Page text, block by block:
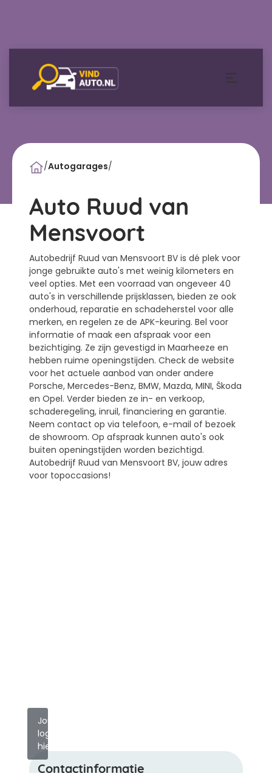
/Autogarages/
Auto Ruud van
Mensvoort
Autobedrijf Ruud van Mensvoort BV is dé plek voor
jonge gebruikte auto's met weinig kilometers en
veel opties. Met een voorraad van ongeveer 40
auto's in verschillende prijsklassen, bieden ze ook
onderhoud, reparatie en schadeherstel voor alle
merken, en regelen ze de APK-keuring. Bel voor
informatie of maak een afspraak voor een
bezichtiging. Ze zijn gevestigd in Maarheeze en
hebben ruime openingstijden. Check de website
voor het actuele aanbod van onder andere
Porsche, Mercedes-Benz, BMW, Mazda, MINI, Škoda
en Opel. Verder bieden ze in- en verkoop,
schaderegeling, inruil, financiering en garantie.
Neem contact op via telefoon, e-mail of bezoek
de showroom. Op afspraak kunnen auto's ook
buiten openingstijden worden bezichtigd.
Autobedrijf Ruud van Mensvoort BV, jouw adres
voor topoccasions!
Jouw
logo
hier?
Contactinformatie